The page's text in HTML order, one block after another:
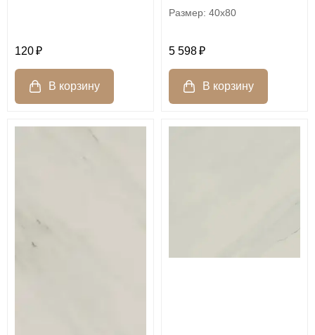
120
40x80
5 598